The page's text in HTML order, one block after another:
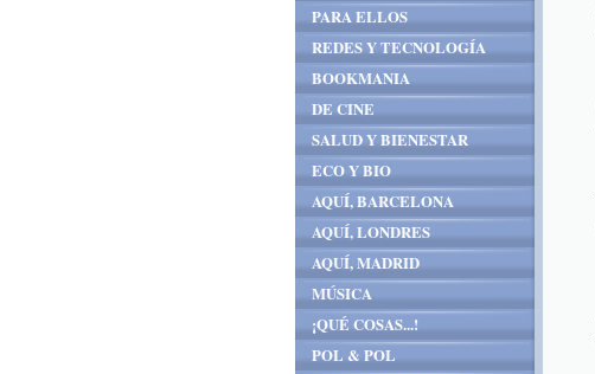
PARA ELLOS
REDES Y TECNOLOGÍA
BOOKMANIA
DE CINE
SALUD Y BIENESTAR
ECO Y BIO
AQUÍ, BARCELONA
AQUÍ, LONDRES
AQUÍ, MADRID
MÚSICA
¡QUÉ COSAS...!
POL & POL